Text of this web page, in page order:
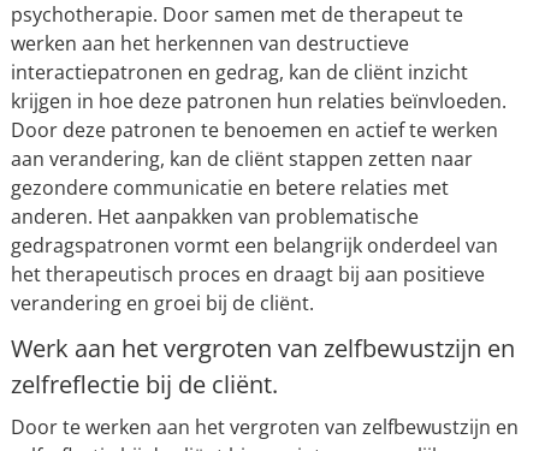
psychotherapie. Door samen met de therapeut te
werken aan het herkennen van destructieve
interactiepatronen en gedrag, kan de cliënt inzicht
krijgen in hoe deze patronen hun relaties beïnvloeden.
Door deze patronen te benoemen en actief te werken
aan verandering, kan de cliënt stappen zetten naar
gezondere communicatie en betere relaties met
anderen. Het aanpakken van problematische
gedragspatronen vormt een belangrijk onderdeel van
het therapeutisch proces en draagt bij aan positieve
verandering en groei bij de cliënt.
Werk aan het vergroten van zelfbewustzijn en
zelfreflectie bij de cliënt.
Door te werken aan het vergroten van zelfbewustzijn en